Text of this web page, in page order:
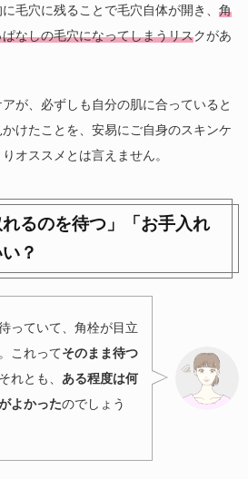
毛穴に残ることで毛穴自体が開き、 角
なしの毛穴になってしまうリスクがあ
が、必ずしも自分の肌に合っていると
けたことを、安易にご自身のスキンケ
オススメとは言えません。
るのを待つ」「お手入れ
？
っていて、角栓が目立
これってそのまま待つ
れとも、 ある程度は何
よかったのでしょう